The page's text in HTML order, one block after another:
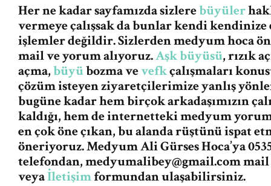
Her ne kadar sayfamızda sizlerebüyüler
vermeye çalışsak da bunlar kendi
işlemler değildir. Sizlerden medyum hoca
mail ve yorum alıyoruz.Aşk büyüsü, rızık
açma,büyübozma vevefkçalışmaları
çözüm isteyen ziyaretçilerimize yanlış
bugüne kadar hem birçok arkadaşımızın
kaldığı, hem de internetteki medyum
en çok öne çıkan, bu alanda rüştünü ispat
öneriyoruz. Medyum Ali Gürses Hoca’ya
telefondan,medyumalibey@gmail.commail
veyaİletişimformundan ulaşabilirsiniz.